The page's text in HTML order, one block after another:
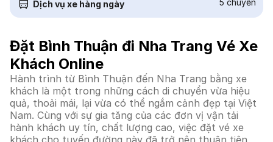
Dịch vụ xe hàng ngày 5 chuyến
Đặt Bình Thuận đi Nha Trang Vé Xe
Khách Online
Hành trình từ Bình Thuận đến Nha Trang bằng xe
khách là một trong những cách di chuyển vừa hiệu
quả, thoải mái, lại vừa có thể ngắm cảnh đẹp tại Việt
Nam. Cùng với sự gia tăng của các đơn vị vận tải
hành khách uy tín, chất lượng cao, việc đặt vé xe
khách cho tuyến đường này đã trở nên thuận tiện